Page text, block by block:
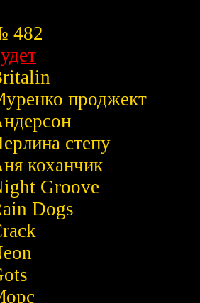
482
проджект
степу
коханчик
Groove
Dogs